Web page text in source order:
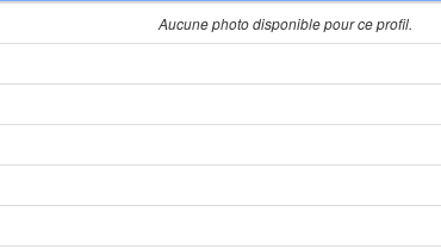
Aucune photo disponible pour ce profil.